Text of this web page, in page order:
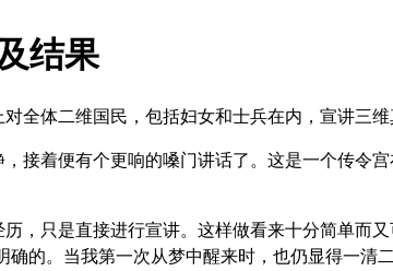
结果
体二维国民，包括妇女和士兵在内，宣讲三维
接着便有个更响的嗓门讲话了。这是一个传令
只是直接进行宣讲。这样做看来十分简单而
的。当我第一次从梦中醒来时，也仍显得一清